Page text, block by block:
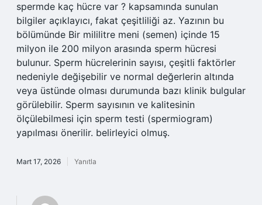
spermde kaç hücre var ? kapsamında sunulan
bilgiler açıklayıcı, fakat çeşitliliği az. Yazının bu
bölümünde Bir mililitre meni (semen) içinde 15
milyon ile 200 milyon arasında sperm hücresi
bulunur. Sperm hücrelerinin sayısı, çeşitli faktörler
nedeniyle değişebilir ve normal değerlerin altında
veya üstünde olması durumunda bazı klinik bulgular
görülebilir. Sperm sayısının ve kalitesinin
ölçülebilmesi için sperm testi (spermiogram)
yapılması önerilir. belirleyici olmuş.
Mart 17, 2026 Yanıtla